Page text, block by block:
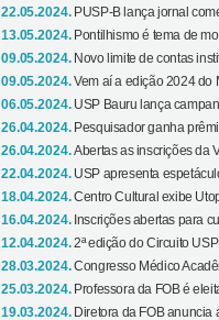
22.05.2024. PUSP-B lança jornal
13.05.2024. Pontilhismo é tema de
09.05.2024. Novo limite de contas
09.05.2024.Vem aí a edição 2024 do
06.05.2024. USP Bauru lança
26.04.2024. Pesquisador ganha
26.04.2024.Abertas as inscrições da
22.04.2024. USP apresenta
18.04.2024.Centro Cultural exibe
16.04.2024. Inscrições abertas para
12.04.2024.2ª edição do Circuito
28.03.2024.Congresso Médico
25.03.2024. Professora da FOB é
19.03.2024. Diretora da FOB anuncia